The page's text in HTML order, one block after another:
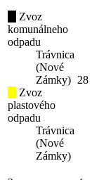
Zvoz
komunálneho
odpadu
Trávnica
(Nové
Zámky)
Zvoz
plastového
odpadu
Trávnica
(Nové
Zámky)
28